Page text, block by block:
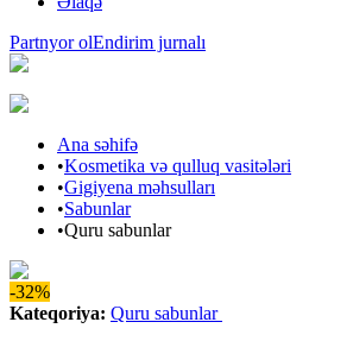
Partnyor olEndirim jurnalı
Ana səhifə
•Kosmetika və qulluq vasitələri
•Gigiyena məhsulları
•Sabunlar
•Quru sabunlar
-32%
Kateqoriya: Quru sabunlar